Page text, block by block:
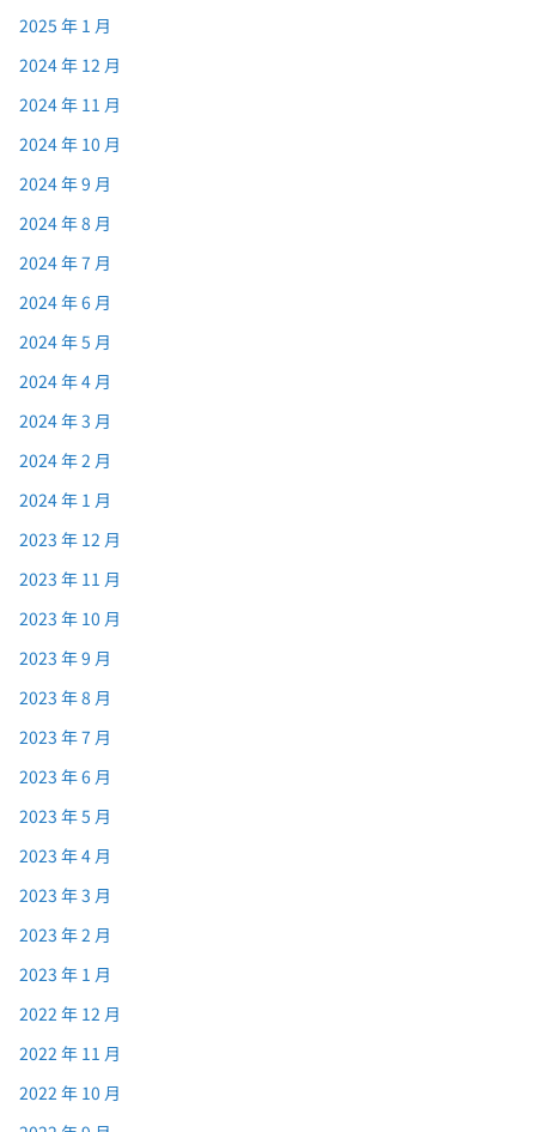
2025 年 1 月
2024 年 12 月
2024 年 11 月
2024 年 10 月
2024 年 9 月
2024 年 8 月
2024 年 7 月
2024 年 6 月
2024 年 5 月
2024 年 4 月
2024 年 3 月
2024 年 2 月
2024 年 1 月
2023 年 12 月
2023 年 11 月
2023 年 10 月
2023 年 9 月
2023 年 8 月
2023 年 7 月
2023 年 6 月
2023 年 5 月
2023 年 4 月
2023 年 3 月
2023 年 2 月
2023 年 1 月
2022 年 12 月
2022 年 11 月
2022 年 10 月